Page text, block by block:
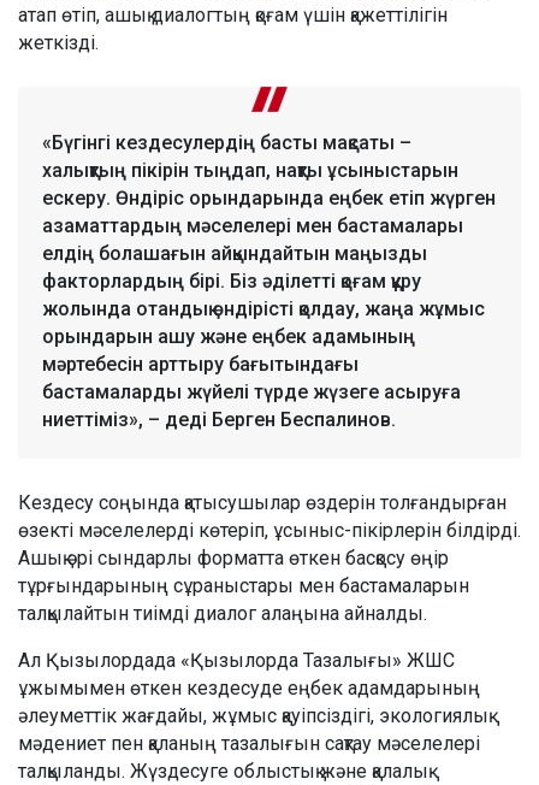
атап өтіп, ашық диалогтың қоғам үшін қажеттілігін
жеткізді.
«Бүгінгі кездесулердің басты мақсаты –
халықтың пікірін тыңдап, нақты ұсыныстарын
ескеру. Өндіріс орындарында еңбек етіп жүрген
азаматтардың мәселелері мен бастамалары
елдің болашағын айқындайтын маңызды
факторлардың бірі. Біз әділетті қоғам құру
жолында отандық өндірісті қолдау, жаңа жұмыс
орындарын ашу және еңбек адамының
мәртебесін арттыру бағытындағы
бастамаларды жүйелі түрде жүзеге асыруға
ниеттіміз», – деді Берген Беспалинов.
Кездесу соңында қатысушылар өздерін толғандырған
өзекті мәселелерді көтеріп, ұсыныс-пікірлерін білдірді.
Ашық әрі сындарлы форматта өткен басқосу өңір
тұрғындарының сұраныстары мен бастамаларын
талқылайтын тиімді диалог алаңына айналды.
Ал Қызылордада «Қызылорда Тазалығы» ЖШС
ұжымымен өткен кездесуде еңбек адамдарының
әлеуметтік жағдайы, жұмыс қауіпсіздігі, экологиялық
мәдениет пен қаланың тазалығын сақтау мәселелері
талқыланды. Жүздесуге облыстық және қалалық